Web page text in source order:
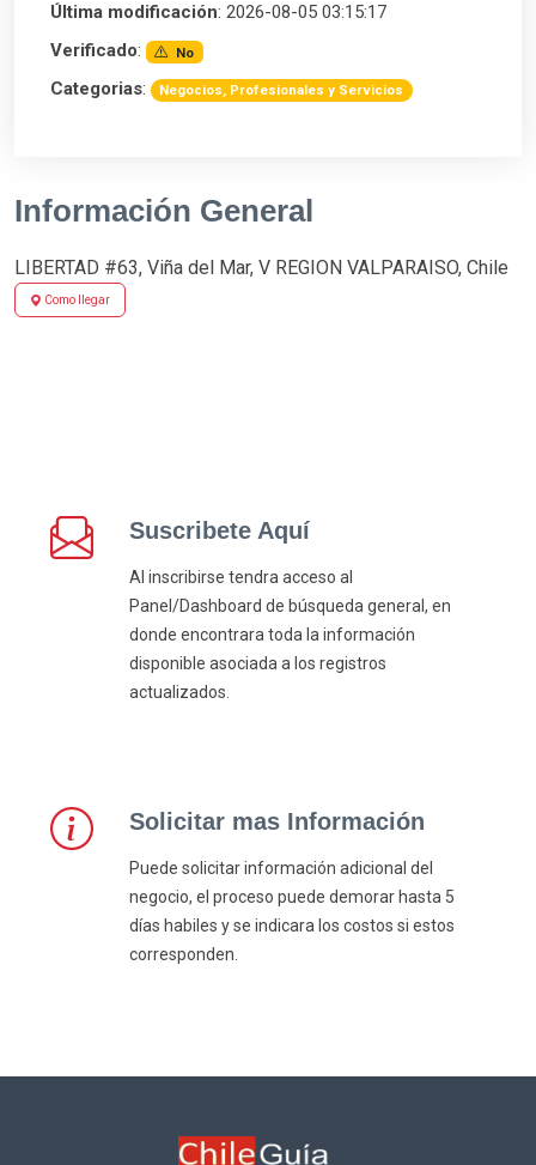
Última modificación: 2026-08-05 03:15:17
Verificado: No
Categorias: Negocios, Profesionales y Servicios
Información General
LIBERTAD #63, Viña del Mar, V REGION VALPARAISO, Chile
Como llegar
Suscribete Aquí
Al inscribirse tendra acceso al
Panel/Dashboard de búsqueda general, en
donde encontrara toda la información
disponible asociada a los registros
actualizados.
Solicitar mas Información
Puede solicitar información adicional del
negocio, el proceso puede demorar hasta 5
días habiles y se indicara los costos si estos
corresponden.